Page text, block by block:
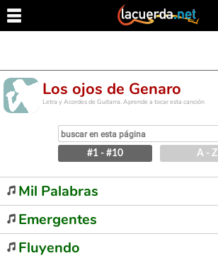
Los ojos de Genaro
Letra y Acordes de Guitarra. Aprende a tocar esta canción
#1 - #10 A - Z
Mil Palabras
Emergentes
Fluyendo